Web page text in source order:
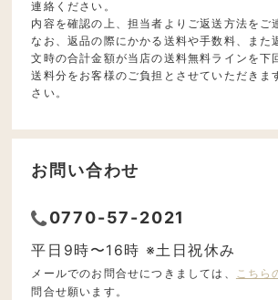
連絡ください。
内容を確認の上、担当者よりご返送方法をご
なお、返品の際にかかる送料や手数料、また
文時の合計金額が当店の送料無料ラインを下
送料分をお客様のご負担とさせていただきま
さい。
お問い合わせ
0770-57-2021
平日9時〜16時 ※土日祝休み
メールでのお問合せにつきましては、 こちら
問合せ願います。